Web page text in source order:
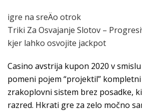
igre na sreÄo otrok
Triki Za Osvajanje Slotov –
kjer lahko osvojite jackpot
Casino avstrija kupon 2020 v
pomeni pojem “projektil”
zrakoplovni sistem brez posadke,
razred. Hkrati gre za zelo močno